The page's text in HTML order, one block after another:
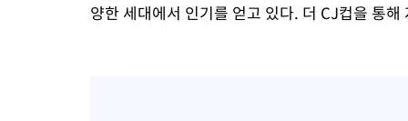
양한 세대에서 인기를 얻고 있다. 더 CJ컵을 통